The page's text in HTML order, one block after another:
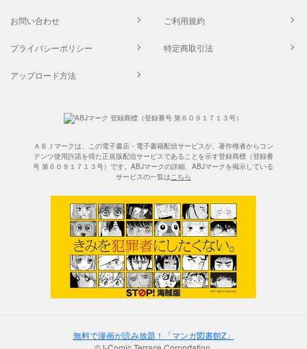
お問い合わせ ご利用規約
プライバシーポリシー 特定商取引法
アップロード方法
ＡＢＪマークは、この電子書店・電子書籍配信サービスが、著作権者からコン
テンツ使用許諾を得た正規版配信サービスであることを示す登録商標（登録番
号 第６０９１７１３号）です。ABJマークの詳細、ABJマークを掲示している
サービスの一覧はこちら
無料で漫画が読み放題！「マンガ図書館Z」